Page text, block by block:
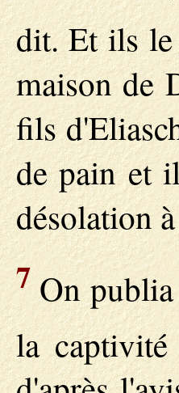
dit. Et ils
maison de
fils
de pain et
désolation
7 On publia
la